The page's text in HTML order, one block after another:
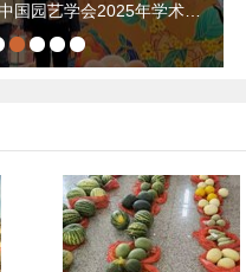
国园艺学会2025年学术…